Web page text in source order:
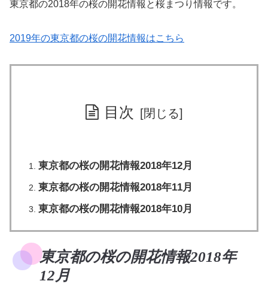
東京都の2018年の桜の開花情報と桜まつり情報です。
2019年の東京都の桜の開花情報はこちら
目次
東京都の桜の開花情報2018年12月
東京都の桜の開花情報2018年11月
東京都の桜の開花情報2018年10月
東京都の桜の開花情報2018年
12月